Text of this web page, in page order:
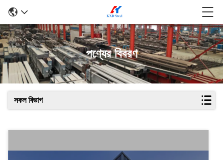
পণ্যের বিবরণ
সকল বিভাগ